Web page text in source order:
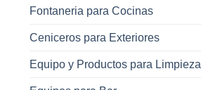
Fontaneria para Cocinas
Ceniceros para Exteriores
Equipo y Productos para Limpieza